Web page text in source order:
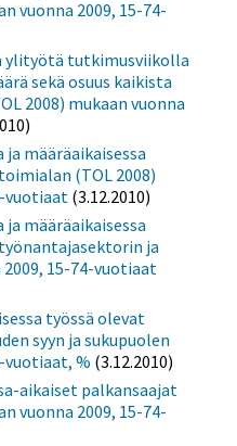
vuonna 2009, 15-74-
ylityötä tutkimusviikolla
sekä osuus kaikista
2008) mukaan vuonna
määräaikaisessa
(TOL 2008)
vuotiaat (3.12.2010)
määräaikaisessa
ja
15-74-vuotiaat
työssä olevat
syyn ja sukupuolen
vuotiaat, % (3.12.2010)
aikaiset palkansaajat
vuonna 2009, 15-74-